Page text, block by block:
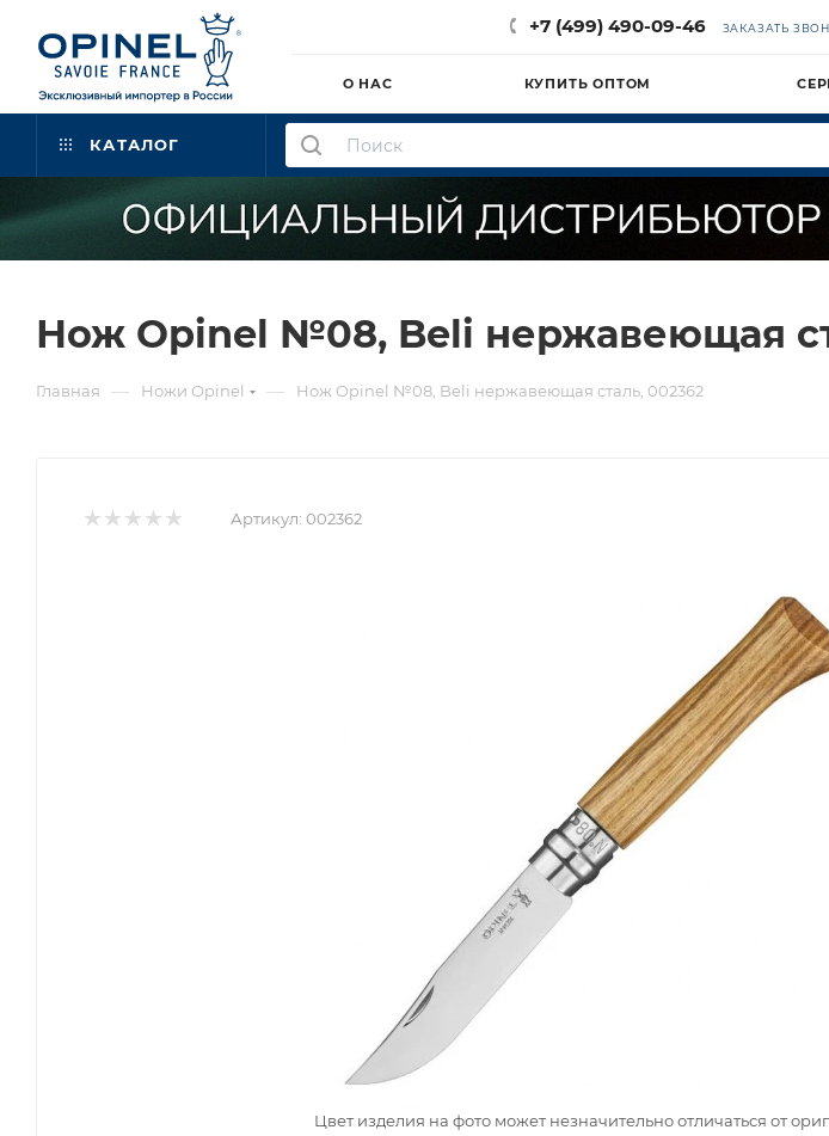
+7 (499) 490-09-46 ЗАКАЗАТЬ
О НАС КУПИТЬ ОПТОМ
КАТАЛОГ
Нож Opinel №08, Beli нержавеющая
Главная — Ножи Opinel — Нож Opinel №08, Beli нержавеющая сталь, 002362
Артикул: 002362
Цвет изделия на фото может незначительно отличаться от